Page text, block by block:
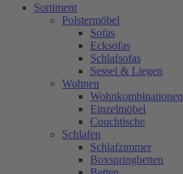
Sortiment
Polstermöbel
Sofas
Ecksofas
Schlafsofas
Sessel & Liegen
Wohnen
Wohnkombinationen
Einzelmöbel
Couchtische
Schlafen
Schlafzimmer
Boxspringbetten